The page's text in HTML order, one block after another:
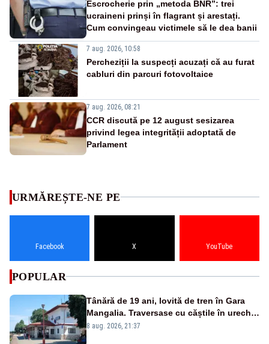
Escrocherie prin „metoda BNR”: trei
ucraineni prinși în flagrant și arestați.
Cum convingeau victimele să le dea banii
7 aug. 2026, 10:58
Percheziții la suspecți acuzați că au furat
cabluri din parcuri fotovoltaice
7 aug. 2026, 08:21
CCR discută pe 12 august sesizarea
privind legea integrității adoptată de
Parlament
URMĂREȘTE-NE PE
Facebook X YouTube
POPULAR
Tânără de 19 ani, lovită de tren în Gara
Mangalia. Traversase cu căștile în urechi
liniile printr-un loc nepermis
8 aug. 2026, 21:37